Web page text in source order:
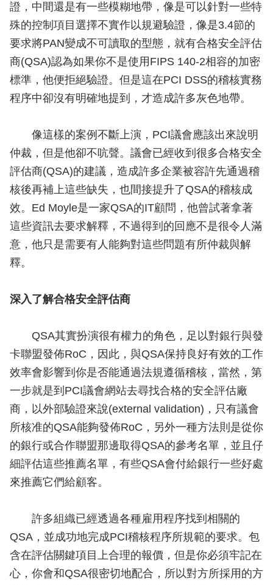
證，中間還是有一些模糊地帶，像是可以針對一些特
殊的控制項目選擇不實作以規避驗證，像是3.4節的
要求將PAN變成不可讀取的型態，就有合格安全評估
商(QSA)認為如果你不是使用FIPS 140-2相容的加密
標準，他便拒絕驗證。但是這在PCI DSS的稽核實務
程序中卻沒有明確地提到，才造成許多灰色地帶。
像這樣的案例不斷上演，PCI議會應該出來說明
仲裁，但是他卻不吭聲。議會已經收到很多合格安全
評估商(QSA)的建議，造成許多企業被容許先通過稽
核後再補上這些缺失，也間接提升了QSA的稽核成
效。Ed Moyle是一家QSA的IT顧問，他曾試著拿著
這些資訊去要求解釋，不過得到的回應不是很令人滿
意，他只是需要有人能夠對這些問題有所仲裁與解
釋。
深入了解合格安全評估商
QSA其實扮演很有權力的角色，足以對銀行與發
卡聯盟發佈RoC，因此，與QSA保持良好有效的工作
效率會影響到你是否能通過法規遵循稽核，當然，第
一步就是到PCI議會網站去尋找合格的安全評估廠
商，以外部驗證來說(external validation)，只有議會
所核准的QSA能夠發佈RoC，另外一種方法則是從你
的銀行或合作聯盟那邊取得QSA的參考名單，並且仔
細評估這些推薦名單，有些QSA會付給銀行一些好處
來推薦它們給顧客。
許多組織已經透過各種雇用程序找到相關的
QSA，並成功地完成PCI稽核程序所規範的要求。包
含在評估關鍵項目上合理的報價，但是你必須牢記在
心，你會和QSA很密切地配合，所以對方所採用的方